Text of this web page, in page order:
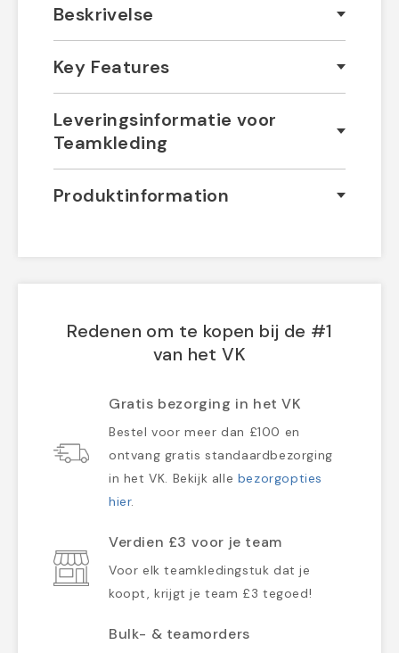
Beskrivelse
Key Features
Leveringsinformatie voor
Teamkleding
Produktinformation
Redenen om te kopen bij de #1
van het VK
Gratis bezorging in het VK
Bestel voor meer dan £100 en
ontvang gratis standaardbezorging
in het VK. Bekijk alle bezorgopties
hier.
Verdien £3 voor je team
Voor elk teamkledingstuk dat je
koopt, krijgt je team £3 tegoed!
Bulk- & teamorders